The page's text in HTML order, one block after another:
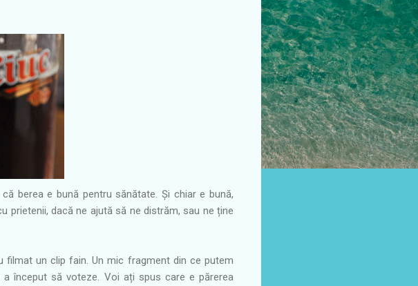
berea e bună pentru sănătate. Și chiar e bună,
prietenii, dacă ne ajută să ne distrăm, sau ne ține
un clip fain. Un mic fragment din ce putem
a început să voteze. Voi ați spus care e părerea